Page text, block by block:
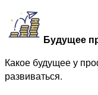
Будущее
Какое будущее у
развиваться.